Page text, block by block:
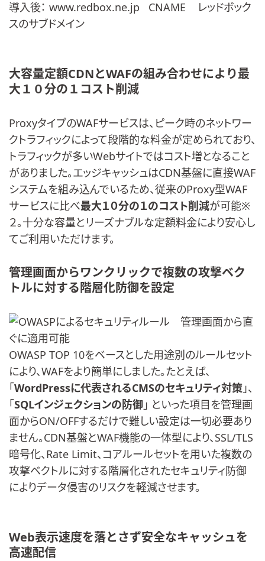
導入後： www.redbox.ne.jp CNAME レッドボック
スのサブドメイン
大容量定額CDNとWAFの組み合わせにより最
大１０分の１コスト削減
ProxyタイプのWAFサービスは、ピーク時のネットワー
クトラフィックによって段階的な料金が定められており、
トラフィックが多いWebサイトではコスト増となること
がありました。エッジキャッシュはCDN基盤に直接WAF
システムを組み込んでいるため、従来のProxy型WAF
サービスに比べ最大１０分の１のコスト削減が可能※
２。十分な容量とリーズナブルな定額料金により安心し
てご利用いただけます。
管理画面からワンクリックで複数の攻撃ベク
トルに対する階層化防御を設定
OWASP TOP 10をベースとした用途別のルールセット
により、WAFをより簡単にしました。たとえば、
「WordPressに代表されるCMSのセキュリティ対策」、
「SQLインジェクションの防御」 といった項目を管理画
面からON/OFFするだけで難しい設定は一切必要あり
ません。CDN基盤とWAF機能の一体型により、SSL/TLS
暗号化、Rate Limit、コアルールセットを用いた複数の
攻撃ベクトルに対する階層化されたセキュリティ防御
によりデータ侵害のリスクを軽減させます。
Web表示速度を落とさず安全なキャッシュを
高速配信